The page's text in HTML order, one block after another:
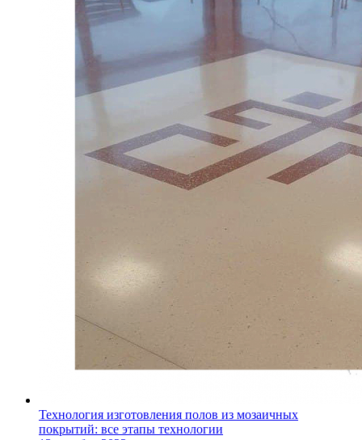
Технология изготовления полов из мозаичных
покрытий: все этапы технологии